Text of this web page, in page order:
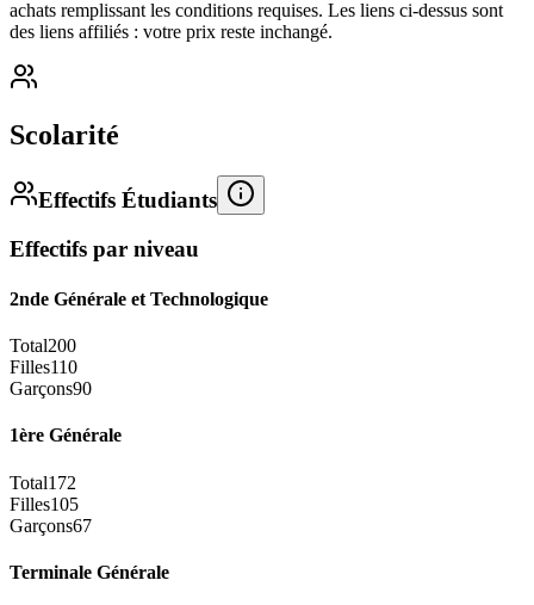
achats remplissant les conditions requises. Les liens ci-dessus sont
des liens affiliés : votre prix reste inchangé.
Scolarité
Effectifs Étudiants
Effectifs par niveau
2nde Générale et Technologique
Total200
Filles110
Garçons90
1ère Générale
Total172
Filles105
Garçons67
Terminale Générale